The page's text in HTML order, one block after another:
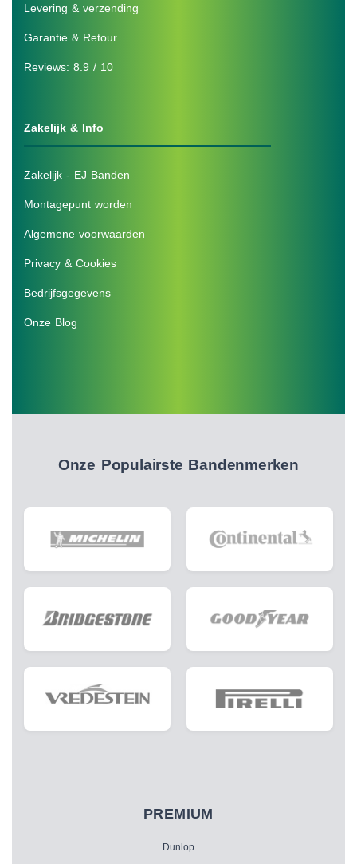
Levering & verzending
Garantie & Retour
Reviews: 8.9 / 10
Zakelijk & Info
Zakelijk - EJ Banden
Montagepunt worden
Algemene voorwaarden
Privacy & Cookies
Bedrijfsgegevens
Onze Blog
Onze Populairste Bandenmerken
PREMIUM
Dunlop